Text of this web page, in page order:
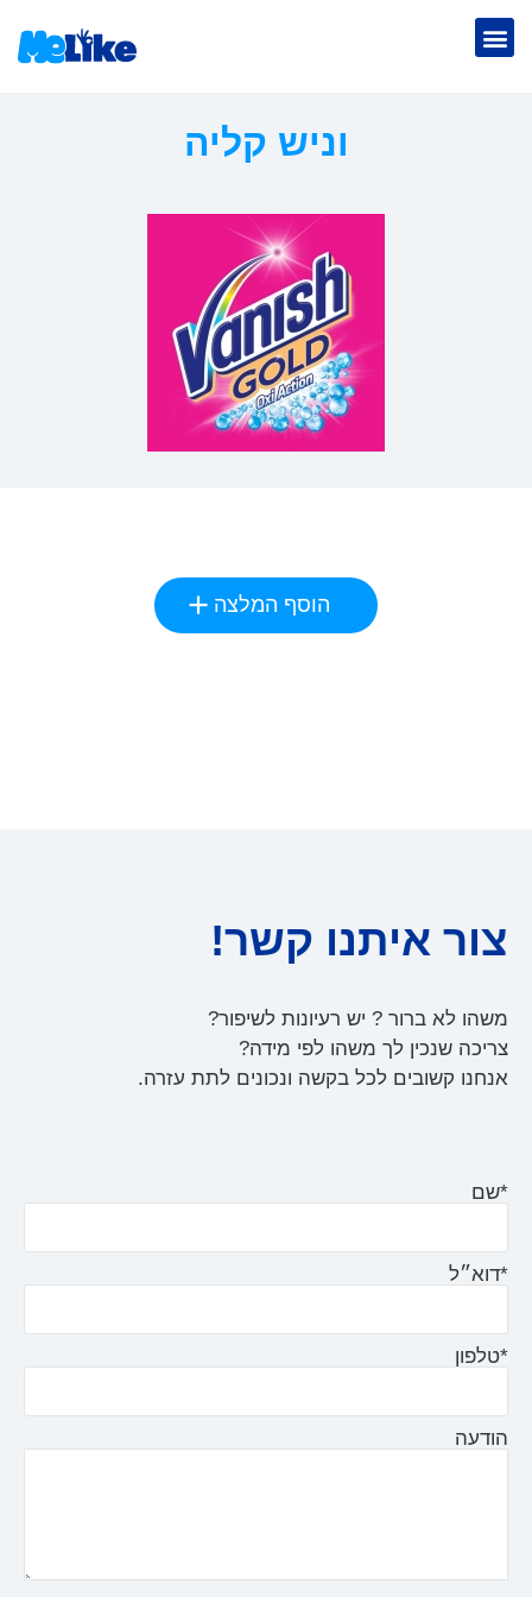
וניש קליה
הוסף המלצה
צור איתנו קשר!
משהו לא ברור ? יש רעיונות לשיפור?
צריכה שנכין לך משהו לפי מידה?
אנחנו קשובים לכל בקשה ונכונים לתת עזרה.
*שם
*דוא״ל
*טלפון
הודעה